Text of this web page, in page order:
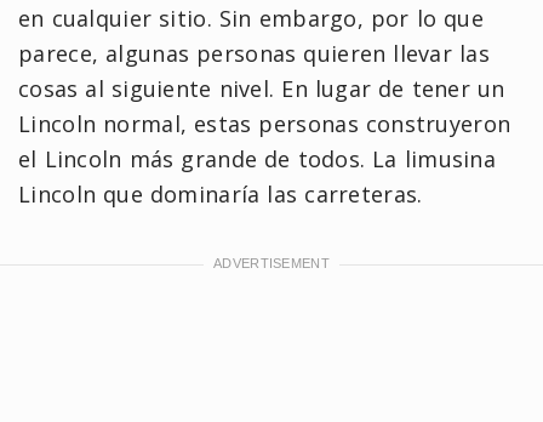
en cualquier sitio. Sin embargo, por lo que
parece, algunas personas quieren llevar las
cosas al siguiente nivel. En lugar de tener un
Lincoln normal, estas personas construyeron
el Lincoln más grande de todos. La limusina
Lincoln que dominaría las carreteras.